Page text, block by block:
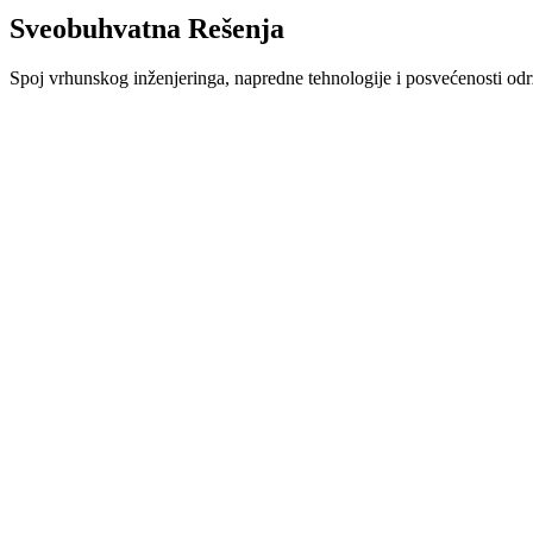
Sveobuhvatna Rešenja
Spoj vrhunskog inženjeringa, napredne tehnologije i posvećenosti